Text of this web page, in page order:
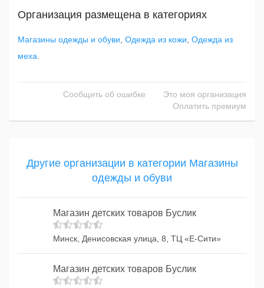
Организация размещена в категориях
Магазины одежды и обуви Одежда из кожи Одежда из
меха
Сообщить об ошибке
Это моя организация
Оплатить премиум
Другие организации в категории Магазины
одежды и обуви
Магазин детских товаров Буслик
Минск, Денисовская улица, 8, ТЦ «Е-Сити»
Магазин детских товаров Буслик